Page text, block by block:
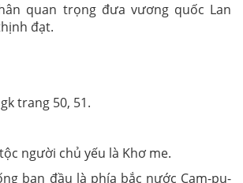
quan trọng đưa vương quốc Lan
đạt.
trang 50, 51.
người chủ yếu là Khơ me.
ban đầu là phía bắc nước Cam-pu-